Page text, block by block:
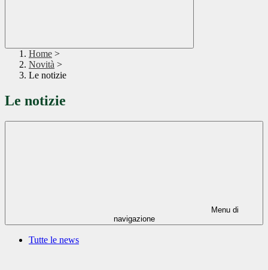
Home >
Novità >
Le notizie
Le notizie
Menu di
navigazione
Tutte le news